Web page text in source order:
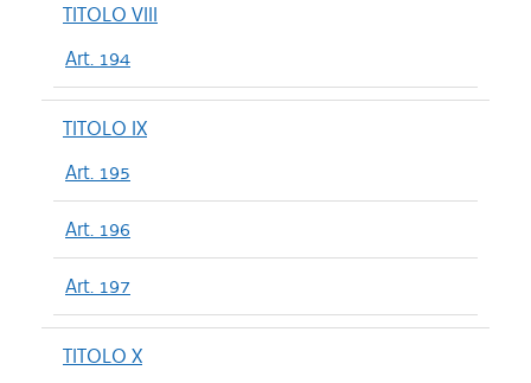
TITOLO VIII
Art. 194
TITOLO IX
Art. 195
Art. 196
Art. 197
TITOLO X